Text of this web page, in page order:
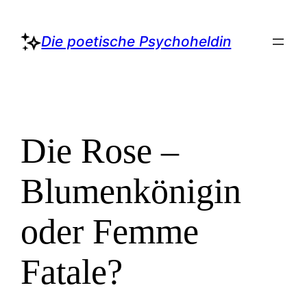
Inhalt
springen
Die poetische Psychoheldin
Die Rose –
Blumenkönigin
oder Femme
Fatale?